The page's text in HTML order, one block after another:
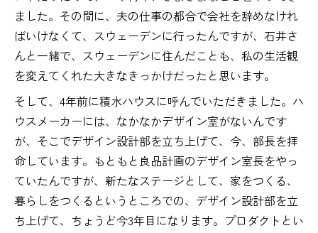
ました。その間に、夫の仕事の都合で会社を辞めなけれ
ばいけなくて、スウェーデンに行ったんですが、石井さ
んと一緒で、スウェーデンに住んだことも、私の生活観
を変えてくれた大きなきっかけだったと思います。
そして、4年前に積水ハウスに呼んでいただきました。ハ
ウスメーカーには、なかなかデザイン室がないんです
が、そこでデザイン設計部を立ち上げて、今、部長を拝
命しています。もともと良品計画のデザイン室長をやっ
ていたんですが、新たなステージとして、家をつくる、
暮らしをつくるというところでの、デザイン設計部を立
ち上げて、ちょうど今3年目になります。プロダクトとい